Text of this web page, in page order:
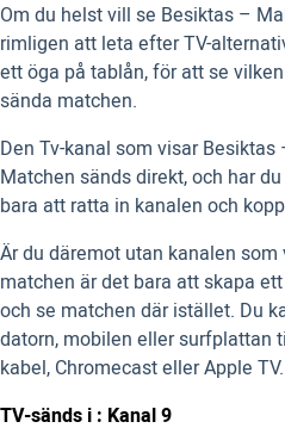
Om du helst vill se Besiktas –
rimligen att leta efter TV-
ett öga på tablån, för att se
sända matchen.
Den Tv-kanal som visar
Matchen sänds direkt, och har
bara att ratta in kanalen och
Är du däremot utan kanalen som
matchen är det bara att skapa
och se matchen där istället. Du
datorn, mobilen eller surfplattan
kabel, Chromecast eller Apple TV.
TV-sänds i : Kanal 9